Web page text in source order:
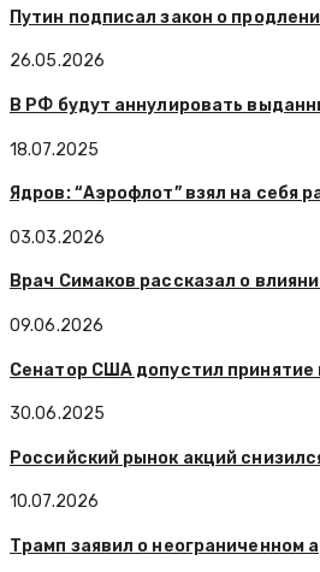
Путин подписал закон о
26.05.2026
В РФ будут аннулировать
18.07.2025
Ядров: “Аэрофлот” взял на себя
03.03.2026
Врач Симаков рассказал о
09.06.2026
Сенатор США допустил
30.06.2025
Российский рынок акций
10.07.2026
Трамп заявил о